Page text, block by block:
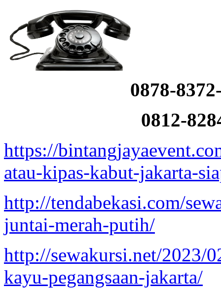
0878-
0812-
https://
atau-kipas-kabut-jakarta-
http://tendabekasi.com/
juntai-merah-putih/
http://sewakursi.net/2023/
kayu-pegangsaan-jakarta/